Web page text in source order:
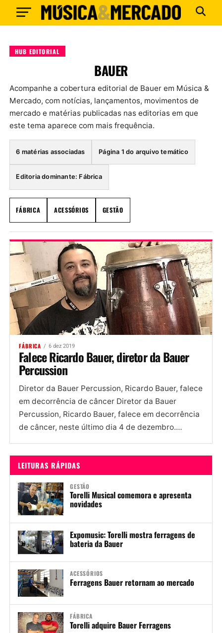
HUB EDITORIAL
BAUER
Acompanhe a cobertura editorial de Bauer em Música &
Mercado, com notícias, lançamentos, movimentos de
mercado e matérias publicadas nas editorias em que
este tema aparece com mais frequência.
6 matérias associadas Página 1 do arquivo temático
Editoria dominante: Fábrica
FÁBRICA ACESSÓRIOS GESTÃO
FÁBRICA 6 dez 2019
Falece Ricardo Bauer, diretor da Bauer
Percussion
Diretor da Bauer Percussion, Ricardo Bauer, falece
em decorrência de câncer Diretor da Bauer
Percussion, Ricardo Bauer, falece em decorrência
de câncer, neste último dia 4 de dezembro.
LEITURAS RÁPIDAS
GESTÃO
Torelli Musical comemora e apresenta
novidades
Expomusic: Torelli mostra ferragens de
bateria da Bauer
ACESSÓRIOS
Ferragens Bauer retornam ao mercado
FÁBRICA
Torelli adquire Bauer Ferragens